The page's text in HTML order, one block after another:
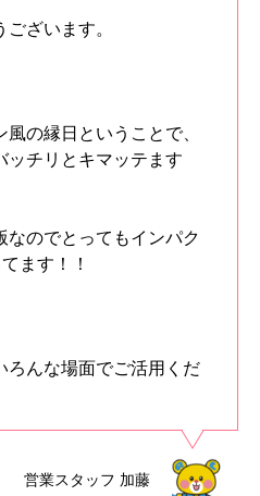
ざいます。
の縁日ということで、
ッチリとキマッテます
なのでとってもインパク
ます！！
ろんな場面でご活用くだ
営業スタッフ 加藤